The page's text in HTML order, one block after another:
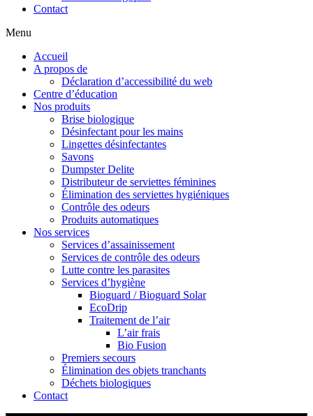
Contact
Menu
Accueil
A propos de
Déclaration d’accessibilité du web
Centre d’éducation
Nos produits
Brise biologique
Désinfectant pour les mains
Lingettes désinfectantes
Savons
Dumpster Delite
Distributeur de serviettes féminines
Élimination des serviettes hygiéniques
Contrôle des odeurs
Produits automatiques
Nos services
Services d’assainissement
Services de contrôle des odeurs
Lutte contre les parasites
Services d’hygiène
Bioguard / Bioguard Solar
EcoDrip
Traitement de l’air
L’air frais
Bio Fusion
Premiers secours
Élimination des objets tranchants
Déchets biologiques
Contact